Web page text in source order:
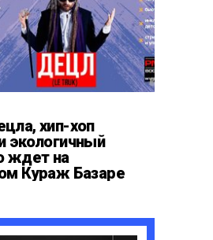
хип-хоп
экологичный
ждет на
Кураж Базаре